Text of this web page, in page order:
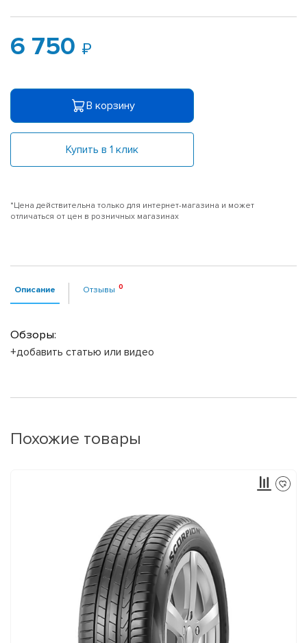
6 750
В корзину
Купить в 1 клик
*Цена действительна только для интернет-магазина и может
отличаться от цен в розничных магазинах
Описание Отзывы
Обзоры:
+добавить статью или видео
Похожие товары